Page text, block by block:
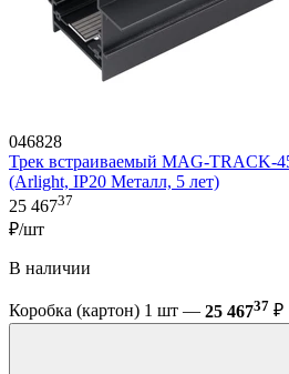
046828
Трек встраиваемый MAG-TRACK-
(Arlight, IP20 Металл, 5 лет)
25 46737
₽/шт
В наличии
Коробка (картон) 1 шт — 25 46737 ₽